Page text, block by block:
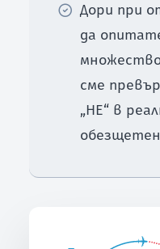
Дори при
да
сме
„НЕ“ в